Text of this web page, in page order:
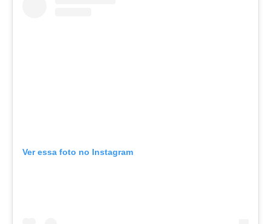
Ver essa foto no Instagram